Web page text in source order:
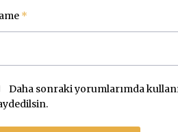
*
Daha sonraki yorumlarımda